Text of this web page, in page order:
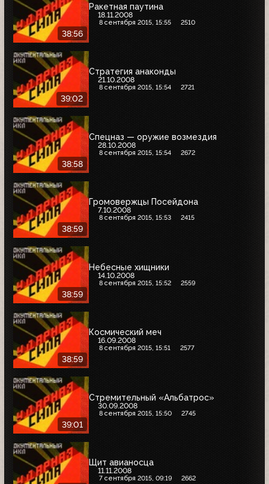
38:56
Ракетная паутина
18.11.2008
8 сентября 2015, 15:55 2510
39:02
Стратегия анаконды
21.10.2008
8 сентября 2015, 15:54 2721
38:58
Спецназ — оружие возмездия
28.10.2008
8 сентября 2015, 15:54 2672
38:59
Громовержцы Посейдона
7.10.2008
8 сентября 2015, 15:53 2415
38:59
Небесные хищники
14.10.2008
8 сентября 2015, 15:52 2559
38:59
Космический меч
16.09.2008
8 сентября 2015, 15:51 2577
39:01
Стремительный «Альбатрос»
30.09.2008
8 сентября 2015, 15:50 2745
Щит авианосца
11.11.2008
7 сентября 2015, 09:19 2662